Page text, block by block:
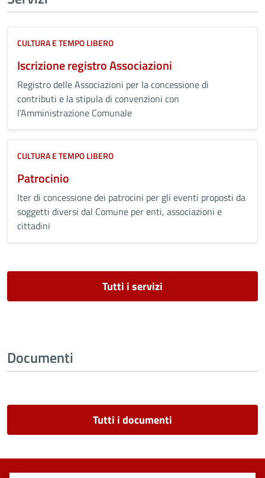
CULTURA E TEMPO LIBERO
Iscrizione registro Associazioni
Registro delle Associazioni per la concessione di
contributi e la stipula di convenzioni con
l’Amministrazione Comunale
CULTURA E TEMPO LIBERO
Patrocinio
Iter di concessione dei patrocini per gli eventi proposti da
soggetti diversi dal Comune per enti, associazioni e
cittadini
Tutti i servizi
Documenti
Tutti i documenti